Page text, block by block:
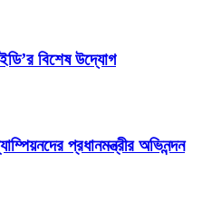
বিশেষ উদ্যোগ
প্রধানমন্ত্রীর অভিনন্দন